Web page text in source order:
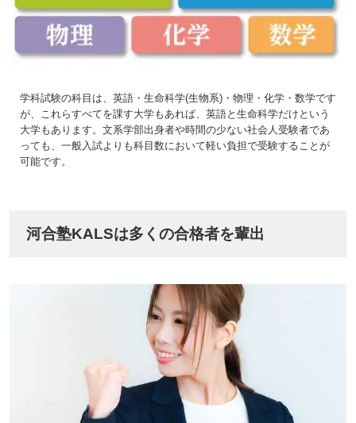
学科試験の科目は、英語・生命科学(生物系)・物理・化学・数学です
が、これらすべてを課す大学もあれば、英語と生命科学だけという
大学もあります。文系学部出身者や時間の少ない社会人受験者であ
っても、一般入試よりも科目数において軽い負担で受験することが
可能です。
河合塾KALSは多くの合格者を輩出